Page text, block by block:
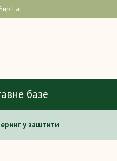
Lat
базе
у заштити